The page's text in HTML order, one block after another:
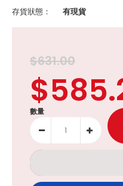
存貨狀態： 有現貨
$631.00
數量